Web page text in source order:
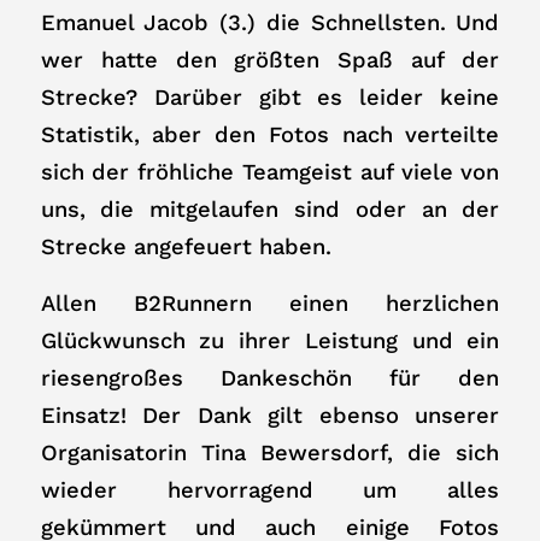
Emanuel Jacob (3.) die Schnellsten. Und
wer hatte den größten Spaß auf der
Strecke? Darüber gibt es leider keine
Statistik, aber den Fotos nach verteilte
sich der fröhliche Teamgeist auf viele von
uns, die mitgelaufen sind oder an der
Strecke angefeuert haben.
Allen B2Runnern einen herzlichen
Glückwunsch zu ihrer Leistung und ein
riesengroßes Dankeschön für den
Einsatz! Der Dank gilt ebenso unserer
Organisatorin Tina Bewersdorf, die sich
wieder hervorragend um alles
gekümmert und auch einige Fotos